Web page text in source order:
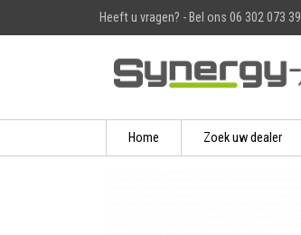
Heeft u vragen? - Bel ons 06 302 073 39
Home Zoek uw dealer